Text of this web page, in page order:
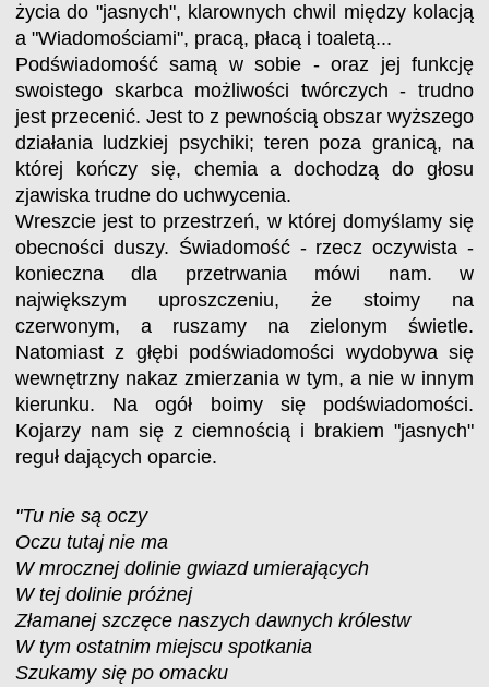
życia do "jasnych", klarownych chwil między kolacją
a "Wiadomościami", pracą, płacą i toaletą...
Podświadomość samą w sobie - oraz jej funkcję
swoistego skarbca możliwości twórczych - trudno
jest przecenić. Jest to z pewnością obszar wyższego
działania ludzkiej psychiki; teren poza granicą, na
której kończy się, chemia a dochodzą do głosu
zjawiska trudne do uchwycenia.
Wreszcie jest to przestrzeń, w której domyślamy się
obecności duszy. Świadomość - rzecz oczywista -
konieczna dla przetrwania mówi nam. w
największym uproszczeniu, że stoimy na
czerwonym, a ruszamy na zielonym świetle.
Natomiast z głębi podświadomości wydobywa się
wewnętrzny nakaz zmierzania w tym, a nie w innym
kierunku. Na ogół boimy się podświadomości.
Kojarzy nam się z ciemnością i brakiem "jasnych"
reguł dających oparcie.
"Tu nie są oczy
Oczu tutaj nie ma
W mrocznej dolinie gwiazd umierających
W tej dolinie próżnej
Złamanej szczęce naszych dawnych królestw
W tym ostatnim miejscu spotkania
Szukamy się po omacku